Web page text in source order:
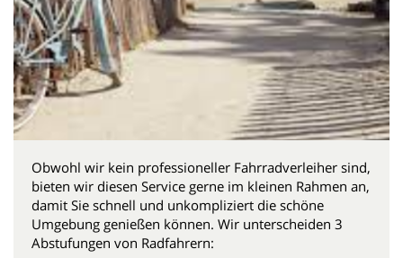
Obwohl wir kein professioneller Fahrradverleiher sind,
bieten wir diesen Service gerne im kleinen Rahmen an,
damit Sie schnell und unkompliziert die schöne
Umgebung genießen können. Wir unterscheiden 3
Abstufungen von Radfahrern: